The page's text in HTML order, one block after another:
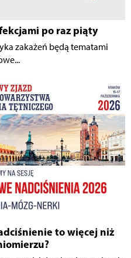
po raz piąty
zakażeń będą tematami
to więcej niż